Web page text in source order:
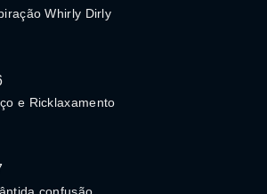
Whirly Dirly
e Ricklaxamento